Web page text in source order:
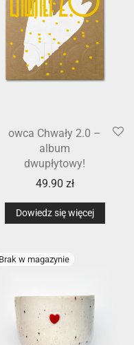
owca Chwały 2.0 –
album
dwupłytowy!
49.90 zł
Dowiedz się więcej